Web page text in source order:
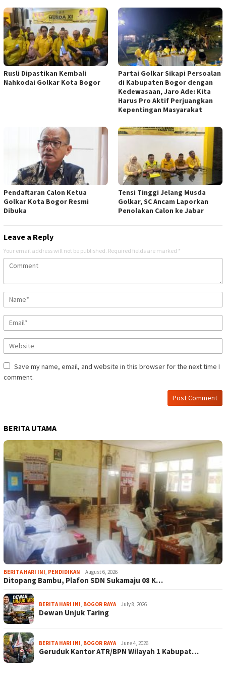
Rusli Dipastikan Kembali
Nahkodai Golkar Kota Bogor
Partai Golkar Sikapi Persoalan
di Kabupaten Bogor dengan
Kedewasaan, Jaro Ade: Kita
Harus Pro Aktif Perjuangkan
Kepentingan Masyarakat
Pendaftaran Calon Ketua
Golkar Kota Bogor Resmi
Dibuka
Tensi Tinggi Jelang Musda
Golkar, SC Ancam Laporkan
Penolakan Calon ke Jabar
Leave a Reply
Your email address will not be published. Required fields are marked *
Save my name, email, and website in this browser for the next time I
comment.
BERITA UTAMA
BERITA HARI INI, PENDIDIKAN August 6, 2026
Ditopang Bambu, Plafon SDN Sukamaju 08 K…
BERITA HARI INI, BOGOR RAYA July 8, 2026
Dewan Unjuk Taring
BERITA HARI INI, BOGOR RAYA June 4, 2026
Geruduk Kantor ATR/BPN Wilayah 1 Kabupat…